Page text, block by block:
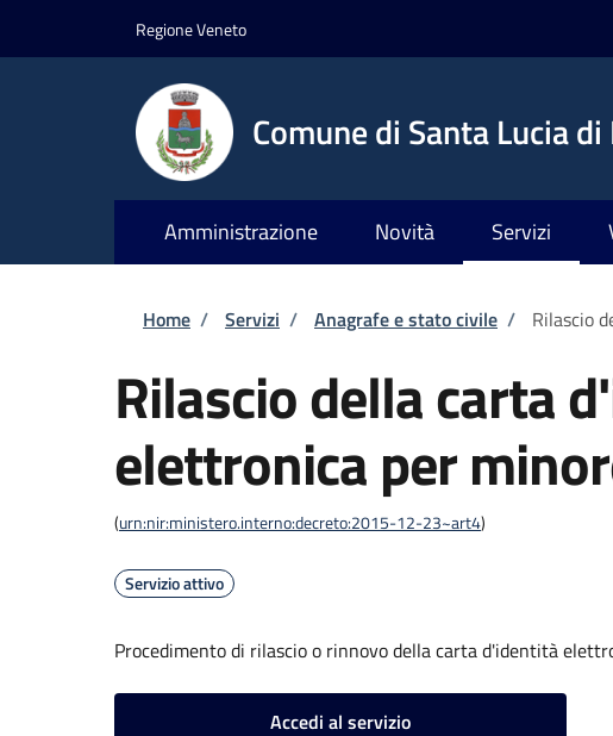
Regione Veneto
Comune di Santa Lucia
Amministrazione Novità Servizi
Briciole di pane
Home / Servizi / Anagrafe e stato civile / Rilascio
Rilascio della carta
elettronica per
(urn:nir:ministero.interno:decreto:2015-12-23~art4)
Servizio attivo
Procedimento di rilascio o rinnovo della carta d'identità
Accedi al servizio